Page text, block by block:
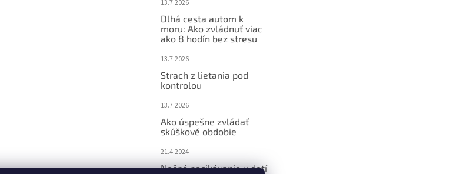
13.7.2026
Dlhá cesta autom k
moru: Ako zvládnuť viac
ako 8 hodín bez stresu
13.7.2026
Strach z lietania pod
kontrolou
13.7.2026
Ako úspešne zvládať
skúškové obdobie
21.4.2024
Nočné pocikávanie u detí